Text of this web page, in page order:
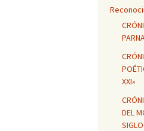
XXI»
DEL